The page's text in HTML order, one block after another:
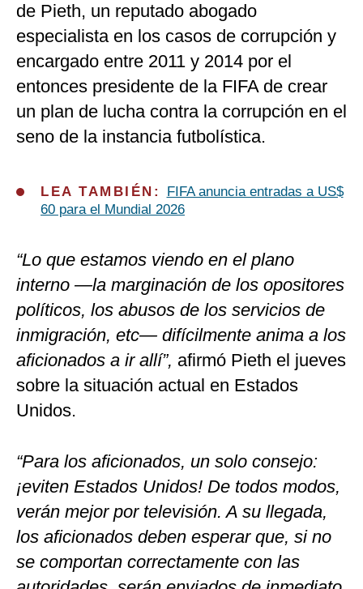
de Pieth, un reputado abogado
especialista en los casos de corrupción y
encargado entre 2011 y 2014 por el
entonces presidente de la FIFA de crear
un plan de lucha contra la corrupción en el
seno de la instancia futbolística.
LEA TAMBIÉN:
FIFA anuncia entradas a US$
60 para el Mundial 2026
“Lo que estamos viendo en el plano
interno —la marginación de los opositores
políticos, los abusos de los servicios de
inmigración, etc— difícilmente anima a los
aficionados a ir allí”, afirmó Pieth el jueves
sobre la situación actual en Estados
Unidos.
“Para los aficionados, un solo consejo:
¡eviten Estados Unidos! De todos modos,
verán mejor por televisión. A su llegada,
los aficionados deben esperar que, si no
se comportan correctamente con las